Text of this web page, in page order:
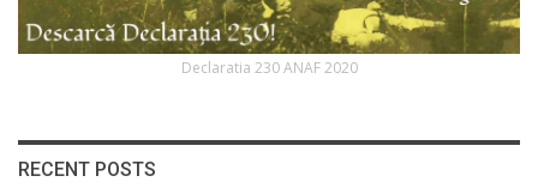
Declaratia 230 ANAF 2020
RECENT POSTS